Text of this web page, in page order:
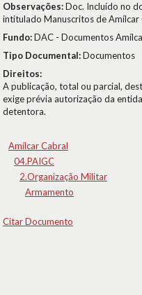
Observações:Doc. Incluído no
intitulado Manuscritos de Amílcar
Fundo:DAC - Documentos
Tipo Documental:Documentos
Direitos:
A publicação, total ou parcial,
exige prévia autorização da
detentora.
Amílcar Cabral
04.PAIGC
2.Organização Militar
Armamento
Citar Documento